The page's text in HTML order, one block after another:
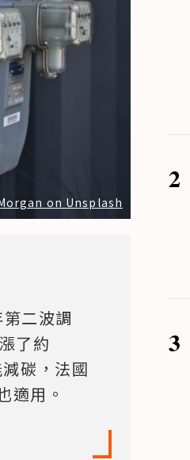
on Unsplash
二波調
了約
碳，法國
適用。
2
3